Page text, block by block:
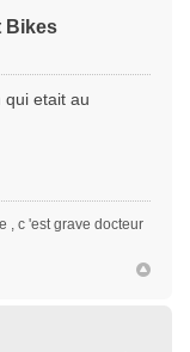
Bikes
qui etait au
, c 'est grave docteur